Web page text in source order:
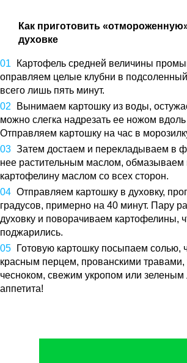
Как приготовить
духовке
Картофель средней величины
оправляем целые клубни в
всего лишь пять минут.
Вынимаем картошку из воды,
можно слегка надрезать ее ножом
Отправляем картошку на час в
Затем достаем и перекладываем в
нее растительным маслом, обмазываем
картофелину маслом со всех сторон.
Отправляем картошку в духовку,
градусов, примерно на 40 минут. Пару
духовку и поворачиваем картофелины,
поджарились.
Готовую картошку посыпаем солью,
красным перцем, прованскими
чесноком, свежим укропом или зеленым
аппетита!